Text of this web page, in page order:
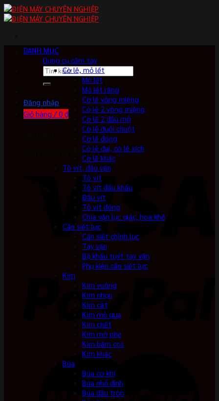
Skip
to
Tìm
kiếm:
Đăng nhập
Giỏ hàng /0 ₫
No products in the cart.
DANH MỤC
Dụng cụ cầm tay
Cờ lê, mỏ lết
Mỏ lết
Mỏ lết răng
Cờ lê vòng miệng
Cờ lê 2 vòng miệng
Cờ lê 2 đầu mở
Cờ lê đuôi chuột
Cờ lê đóng
Cờ lê đai, cờ lê xích
Cờ lê khác
Tô vít, đầu vặn
Tô vít
Tô vít đầu khẩu
Đầu vít
Tô vít đóng
Chìa vặn lục giác, hoa khế
Cần siết lực
Cần siết chỉnh lực
Tay vặn
Bộ khẩu tuýt tay vặn
Phụ kiện cần siết lực
Kìm
Kìm vuông
Kìm nhọn
Kìm cắt
Kìm mỏ quạ
Kìm chết
Kìm mở phe
Kìm bấm cos
Kìm khác
Búa
Búa cơ khí
Búa nhổ đinh
Búa đầu tròn